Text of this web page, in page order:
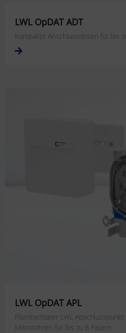
LWL OpDAT ADT
Kompakte Anschlussdosen für bis
LWL OpDAT APL
Plombierbarer LWL
Mikrorohren für bis zu 8 Fasern.